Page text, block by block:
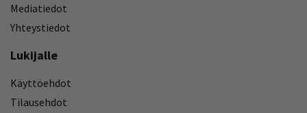
Mediatiedot
Yhteystiedot
Lukijalle
Käyttöehdot
Tilausehdot